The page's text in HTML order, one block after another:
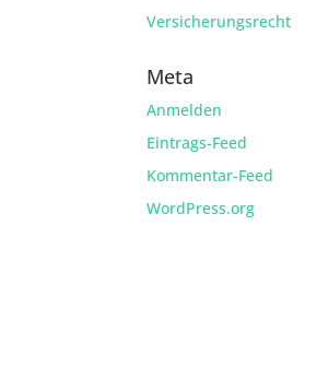
Versicherungsrecht
Meta
Anmelden
Eintrags-Feed
Kommentar-Feed
WordPress.org